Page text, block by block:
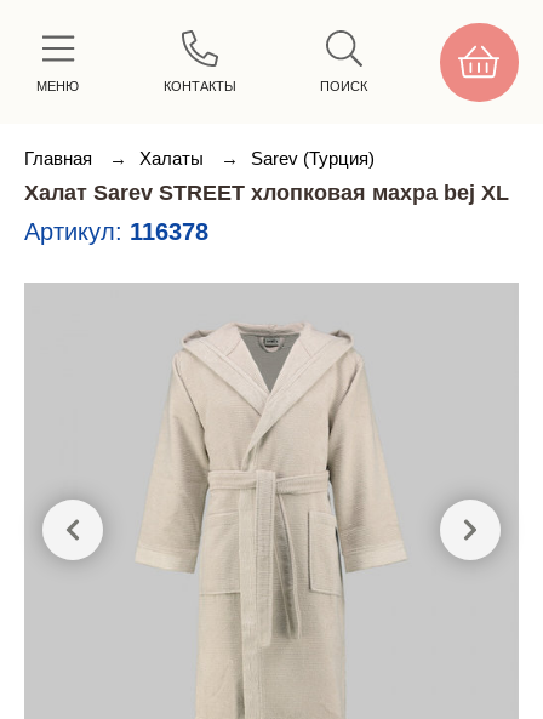
МЕНЮ КОНТАКТЫ ПОИСК
Главная → Халаты → Sarev (Турция)
Халат Sarev STREET хлопковая махра bej XL
Артикул: 116378